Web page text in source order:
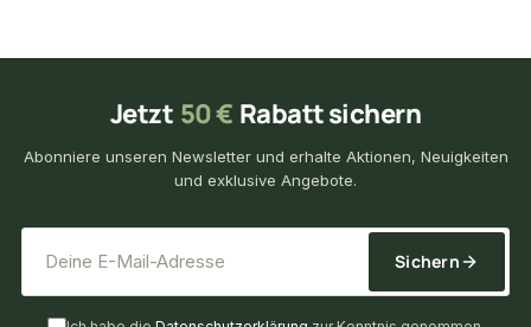
Jetzt 50 € Rabatt sichern
Abonniere unseren Newsletter und erhalte Aktionen, Neuigkeiten
und exklusive Angebote.
Sichern